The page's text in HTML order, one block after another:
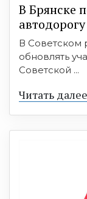
В Брянске
В Советском
обновлять
Советской ...
Читать далее